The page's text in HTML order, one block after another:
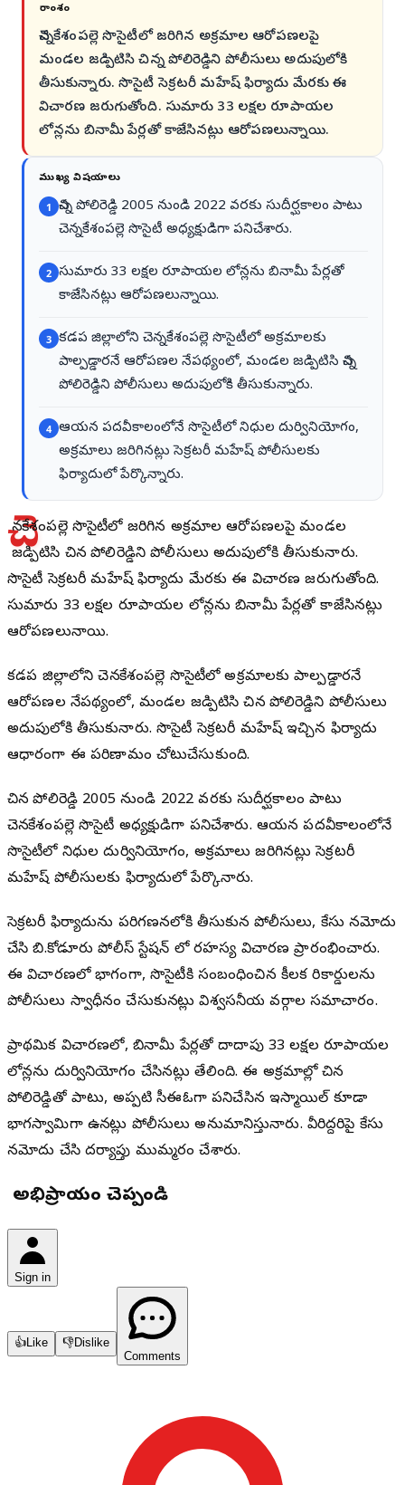
సారాంశం
చెన్నకేశంపల్లె సొసైటీలో జరిగిన అక్రమాల ఆరోపణలపై
మండల జడ్పిటిసి చిన్న పోలిరెడ్డిని పోలీసులు అదుపులోకి
తీసుకున్నారు. సొసైటీ సెక్రటరీ మహేష్ ఫిర్యాదు మేరకు ఈ
విచారణ జరుగుతోంది. సుమారు 33 లక్షల రూపాయల
లోన్లను బినామీ పేర్లతో కాజేసినట్లు ఆరోపణలున్నాయి.
ముఖ్య విషయాలు
1 చిన్న పోలిరెడ్డి 2005 నుండి 2022 వరకు సుదీర్ఘకాలం పాటు
చెన్నకేశంపల్లె సొసైటీ అధ్యక్షుడిగా పనిచేశారు.
2 సుమారు 33 లక్షల రూపాయల లోన్లను బినామీ పేర్లతో
కాజేసినట్లు ఆరోపణలున్నాయి.
3 కడప జిల్లాలోని చెన్నకేశంపల్లె సొసైటీలో అక్రమాలకు
పాల్పడ్డారనే ఆరోపణల నేపథ్యంలో, మండల జడ్పిటిసి చిన్న
పోలిరెడ్డిని పోలీసులు అదుపులోకి తీసుకున్నారు.
4 ఆయన పదవీకాలంలోనే సొసైటీలో నిధుల దుర్వినియోగం,
అక్రమాలు జరిగినట్లు సెక్రటరీ మహేష్ పోలీసులకు
ఫిర్యాదులో పేర్కొన్నారు.
న్నకేశంపల్లె సొసైటీలో జరిగిన అక్రమాల ఆరోపణలపై మండల
జడ్పిటిసి చిన్న పోలిరెడ్డిని పోలీసులు అదుపులోకి తీసుకున్నారు.
సొసైటీ సెక్రటరీ మహేష్ ఫిర్యాదు మేరకు ఈ విచారణ జరుగుతోంది.
సుమారు 33 లక్షల రూపాయల లోన్లను బినామీ పేర్లతో కాజేసినట్లు
ఆరోపణలున్నాయి.
కడప జిల్లాలోని చెన్నకేశంపల్లె సొసైటీలో అక్రమాలకు పాల్పడ్డారనే
ఆరోపణల నేపథ్యంలో, మండల జడ్పిటిసి చిన్న పోలిరెడ్డిని పోలీసులు
అదుపులోకి తీసుకున్నారు. సొసైటీ సెక్రటరీ మహేష్ ఇచ్చిన ఫిర్యాదు
ఆధారంగా ఈ పరిణామం చోటుచేసుకుంది.
చిన్న పోలిరెడ్డి 2005 నుండి 2022 వరకు సుదీర్ఘకాలం పాటు
చెన్నకేశంపల్లె సొసైటీ అధ్యక్షుడిగా పనిచేశారు. ఆయన పదవీకాలంలోనే
సొసైటీలో నిధుల దుర్వినియోగం, అక్రమాలు జరిగినట్లు సెక్రటరీ
మహేష్ పోలీసులకు ఫిర్యాదులో పేర్కొన్నారు.
సెక్రటరీ ఫిర్యాదును పరిగణనలోకి తీసుకున్న పోలీసులు, కేసు నమోదు
చేసి బి.కోడూరు పోలీస్ స్టేషన్ లో రహస్య విచారణ ప్రారంభించారు.
ఈ విచారణలో భాగంగా, సొసైటీకి సంబంధించిన కీలక రికార్డులను
పోలీసులు స్వాధీనం చేసుకున్నట్లు విశ్వసనీయ వర్గాల సమాచారం.
ప్రాథమిక విచారణలో, బినామీ పేర్లతో దాదాపు 33 లక్షల రూపాయల
లోన్లను దుర్వినియోగం చేసినట్లు తేలింది. ఈ అక్రమాల్లో చిన్న
పోలిరెడ్డితో పాటు, అప్పటి సీఈఓగా పనిచేసిన ఇస్మాయిల్ కూడా
భాగస్వామిగా ఉన్నట్లు పోలీసులు అనుమానిస్తున్నారు. వీరిద్దరిపై కేసు
నమోదు చేసి దర్యాప్తు ముమ్మరం చేశారు.
మీ అభిప్రాయం చెప్పండి
Sign in
👍Like 👎Dislike
Comments